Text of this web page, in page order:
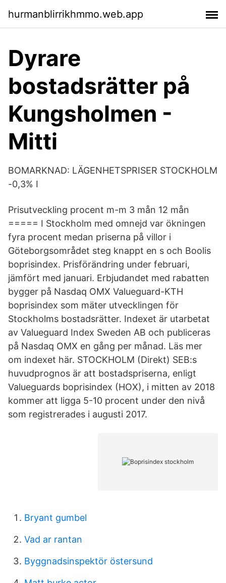
hurmanblirrikhmmo.web.app
Dyrare
bostadsrätter på
Kungsholmen -
Mitti
BOMARKNAD: LÄGENHETSPRISER STOCKHOLM
-0,3% I
Prisutveckling procent m-m 3 mån 12 mån
===== I Stockholm med omnejd var ökningen
fyra procent medan priserna på villor i
Göteborgsområdet steg knappt en s och Boolis
boprisindex. Prisförändring under februari,
jämfört med januari. Erbjudandet med rabatten
bygger på Nasdaq OMX Valueguard-KTH
boprisindex som mäter utvecklingen för
Stockholms bostadsrätter. Indexet är utarbetat
av Valueguard Index Sweden AB och publiceras
på Nasdaq OMX en gång per månad. Läs mer
om indexet här. STOCKHOLM (Direkt) SEB:s
huvudprognos är att bostadspriserna, enligt
Valueguards boprisindex (HOX), i mitten av 2018
kommer att ligga 5-10 procent under den nivå
som registrerades i augusti 2017.
Bryant gumbel
Vad ar rantan
Byggnadsinspektör östersund